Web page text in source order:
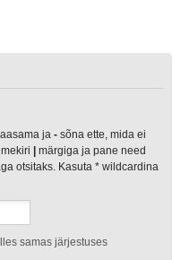
ja - sõna ette, mida ei
märgiga ja pane need
samas järjestuses